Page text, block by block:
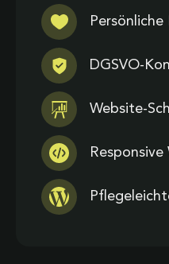
DGSVO-
Website-
Responsive